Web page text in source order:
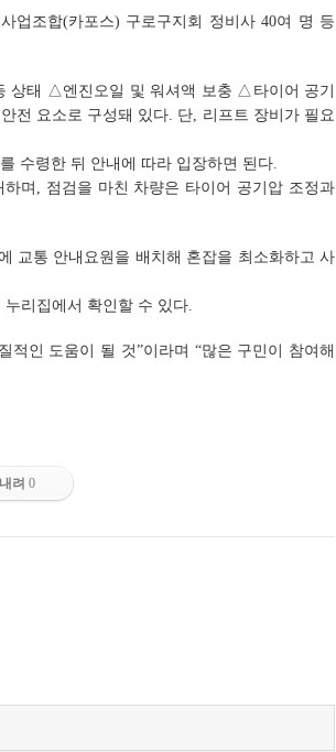
업조합(카포스) 구로구지회 정비사 40여 명 등
상태 △엔진오일 및 워셔액 보충 △타이어 공기
전 요소로 구성돼 있다. 단, 리프트 장비가 필요
수령한 뒤 안내에 따라 입장하면 된다.
며, 점검을 마친 차량은 타이어 공기압 조정과
교통 안내요원을 배치해 혼잡을 최소화하고 사
누리집에서 확인할 수 있다.
인 도움이 될 것”이라며 “많은 구민이 참여해
내려 0